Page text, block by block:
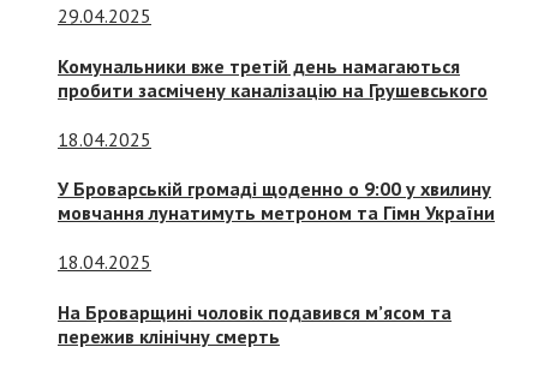
29.04.2025
Комунальники вже третій день намагаються
пробити засмічену каналізацію на Грушевського
18.04.2025
У Броварській громаді щоденно о 9:00 у хвилину
мовчання лунатимуть метроном та Гімн України
18.04.2025
На Броварщині чоловік подавився м’ясом та
пережив клінічну смерть